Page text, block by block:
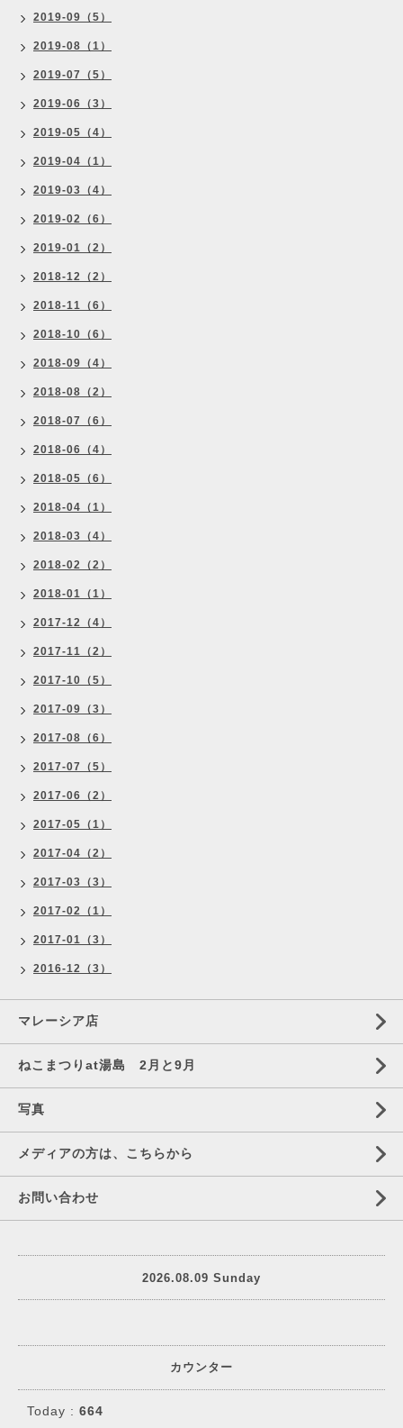
2019-09（5）
2019-08（1）
2019-07（5）
2019-06（3）
2019-05（4）
2019-04（1）
2019-03（4）
2019-02（6）
2019-01（2）
2018-12（2）
2018-11（6）
2018-10（6）
2018-09（4）
2018-08（2）
2018-07（6）
2018-06（4）
2018-05（6）
2018-04（1）
2018-03（4）
2018-02（2）
2018-01（1）
2017-12（4）
2017-11（2）
2017-10（5）
2017-09（3）
2017-08（6）
2017-07（5）
2017-06（2）
2017-05（1）
2017-04（2）
2017-03（3）
2017-02（1）
2017-01（3）
2016-12（3）
マレーシア店
ねこまつりat湯島 2月と9月
写真
メディアの方は、こちらから
お問い合わせ
2026.08.09 Sunday
カウンター
Today : 664